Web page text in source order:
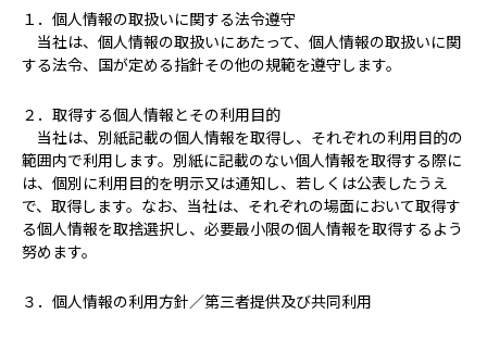
１．個人情報の取扱いに関する法令遵守
当社は、個人情報の取扱いにあたって、個人情報の取扱いに関
する法令、国が定める指針その他の規範を遵守します。
２．取得する個人情報とその利用目的
当社は、別紙記載の個人情報を取得し、それぞれの利用目的の
範囲内で利用します。別紙に記載のない個人情報を取得する際に
は、個別に利用目的を明示又は通知し、若しくは公表したうえ
で、取得します。なお、当社は、それぞれの場面において取得す
る個人情報を取捨選択し、必要最小限の個人情報を取得するよう
努めます。
３．個人情報の利用方針／第三者提供及び共同利用